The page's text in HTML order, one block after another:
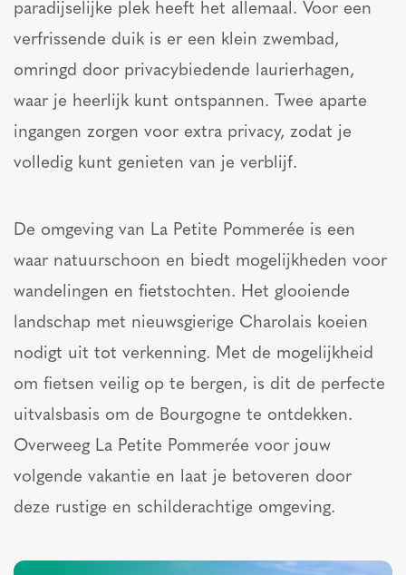
paradijselijke plek heeft het allemaal. Voor een
verfrissende duik is er een klein zwembad,
omringd door privacybiedende laurierhagen,
waar je heerlijk kunt ontspannen. Twee aparte
ingangen zorgen voor extra privacy, zodat je
volledig kunt genieten van je verblijf.
De omgeving van La Petite Pommerée is een
waar natuurschoon en biedt mogelijkheden voor
wandelingen en fietstochten. Het glooiende
landschap met nieuwsgierige Charolais koeien
nodigt uit tot verkenning. Met de mogelijkheid
om fietsen veilig op te bergen, is dit de perfecte
uitvalsbasis om de Bourgogne te ontdekken.
Overweeg La Petite Pommerée voor jouw
volgende vakantie en laat je betoveren door
deze rustige en schilderachtige omgeving.